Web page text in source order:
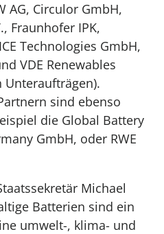
AG, Circulor GmbH,
Fraunhofer IPK,
Technologies GmbH,
VDE Renewables
Unteraufträgen).
sind ebenso
die Global Battery
GmbH, oder RWE
Michael
Batterien sind ein
umwelt-, klima- und